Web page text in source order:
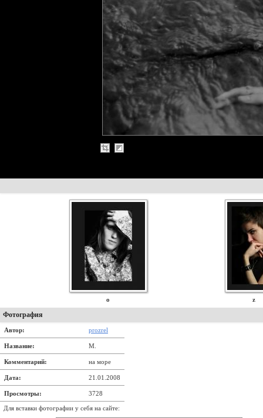
o z
Фотография
Автор: prozrel
Название: М.
Комментарий: на море
Дата: 21.01.2008
Просмотры: 3728
Для вставки фотографии у себя на сайте: